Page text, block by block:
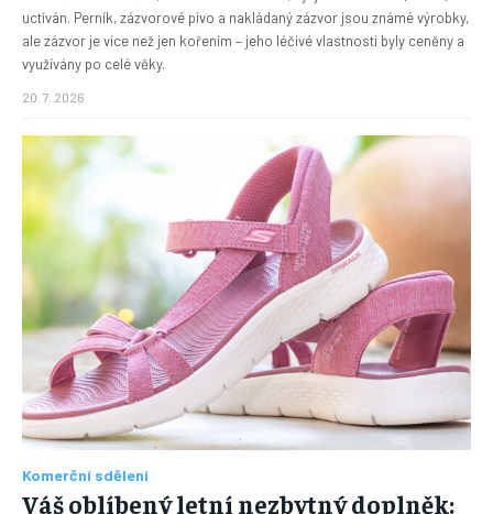
uctíván. Perník, zázvorové pivo a nakládaný zázvor jsou známé výrobky,
ale zázvor je více než jen kořením – jeho léčivé vlastnosti byly ceněny a
využívány po celé věky.
20. 7. 2026
Komerční sdělení
Váš oblíbený letní nezbytný doplněk: